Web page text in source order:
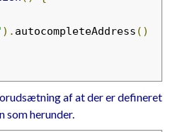
). autocompleteAddress ()
af at der er defineret
som herunder.